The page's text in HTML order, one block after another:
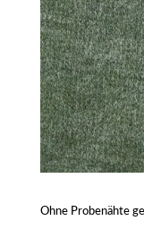
Ohne Probenähte